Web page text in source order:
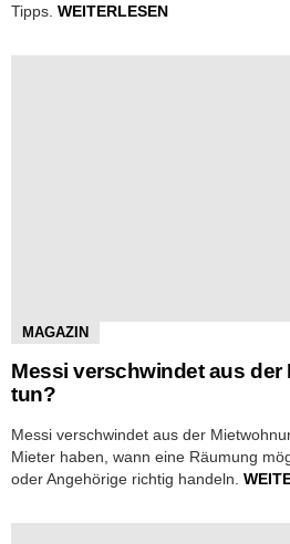
Tipps. WEITERLESEN
MAGAZIN
Messi verschwindet aus der
tun?
Messi verschwindet aus der
Mieter haben, wann eine Räumung
oder Angehörige richtig handeln.